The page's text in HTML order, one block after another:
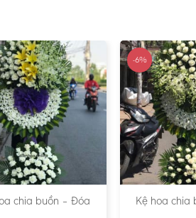
chia buồn – Đóa
-6%
Kệ hoa chia